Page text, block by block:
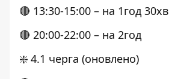
🔴 13:30-15:00 – на 1год 30хв
🔴 20:00-22:00 – на 2год
❇️ 4.1 черга (оновлено)